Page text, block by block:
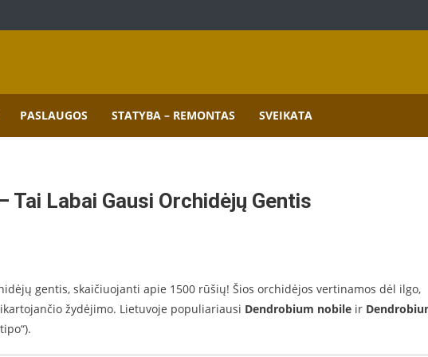
PASLAUGOS STATYBA – REMONTAS SVEIKATA
Tai Labai Gausi Orchidėjų Gentis
gentis, skaičiuojanti apie 1500 rūšių! Šios orchidėjos vertinamos dėl ilgo,
žydėjimo. Lietuvoje populiariausi Dendrobium nobile ir